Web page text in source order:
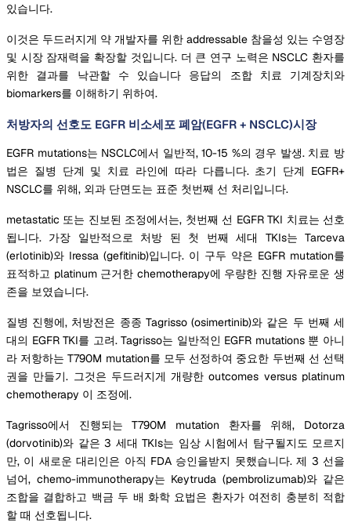
있습니다.
이것은 두드러지게 약 개발자를 위한 addressable 참을성 있는 수영장
및 시장 잠재력을 확장할 것입니다. 더 큰 연구 노력은 NSCLC 환자를
위한 결과를 낙관할 수 있습니다 응답의 조합 치료 기계장치와
biomarkers를 이해하기 위하여.
처방자의 선호도 EGFR 비소세포 폐암(EGFR + NSCLC)시장
EGFR mutations는 NSCLC에서 일반적, 10-15 %의 경우 발생. 치료 방
법은 질병 단계 및 치료 라인에 따라 다릅니다. 초기 단계 EGFR+
NSCLC를 위해, 외과 단면도는 표준 첫번째 선 처리입니다.
metastatic 또는 진보된 조정에서는, 첫번째 선 EGFR TKI 치료는 선호
됩니다. 가장 일반적으로 처방 된 첫 번째 세대 TKIs는 Tarceva
(erlotinib)와 Iressa (gefitinib)입니다. 이 구두 약은 EGFR mutation를
표적하고 platinum 근거한 chemotherapy에 우량한 진행 자유로운 생
존을 보였습니다.
질병 진행에, 처방전은 종종 Tagrisso (osimertinib)와 같은 두 번째 세
대의 EGFR TKI를 고려. Tagrisso는 일반적인 EGFR mutations 뿐 아니
라 저항하는 T790M mutation를 모두 선정하여 중요한 두번째 선 선택
권을 만들기. 그것은 두드러지게 개량한 outcomes versus platinum
chemotherapy 이 조정에.
Tagrisso에서 진행되는 T790M mutation 환자를 위해, Dotorza
(dorvotinib)와 같은 3 세대 TKIs는 임상 시험에서 탐구될지도 모르지
만, 이 새로운 대리인은 아직 FDA 승인을받지 못했습니다. 제 3 선을
넘어, chemo-immunotherapy는 Keytruda (pembrolizumab)와 같은
조합을 결합하고 백금 두 배 화학 요법은 환자가 여전히 충분히 적합
할 때 선호됩니다.